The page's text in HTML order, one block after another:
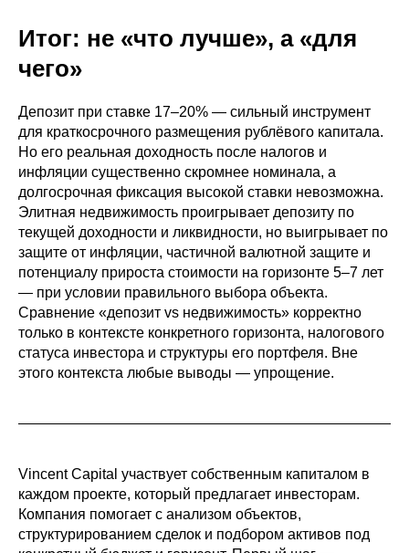
Итог: не «что лучше», а «для
чего»
Депозит при ставке 17–20% — сильный инструмент
для краткосрочного размещения рублёвого капитала.
Но его реальная доходность после налогов и
инфляции существенно скромнее номинала, а
долгосрочная фиксация высокой ставки невозможна.
Элитная недвижимость проигрывает депозиту по
текущей доходности и ликвидности, но выигрывает по
защите от инфляции, частичной валютной защите и
потенциалу прироста стоимости на горизонте 5–7 лет
— при условии правильного выбора объекта.
Сравнение «депозит vs недвижимость» корректно
только в контексте конкретного горизонта, налогового
статуса инвестора и структуры его портфеля. Вне
этого контекста любые выводы — упрощение.
Vincent Capital участвует собственным капиталом в
каждом проекте, который предлагает инвесторам.
Компания помогает с анализом объектов,
структурированием сделок и подбором активов под